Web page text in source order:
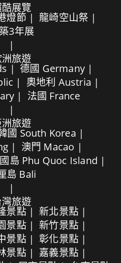
展覽
燈節
龍崎空山祭
3年展
旅遊
德國 Germany
奧地利 Austria
法國 France
旅遊
國 South Korea
澳門 Macao
島 Phu Quoc Island
島 Bali
灣旅遊
景點
新北景點
景點
新竹景點
景點
彰化景點
景點
嘉義景點